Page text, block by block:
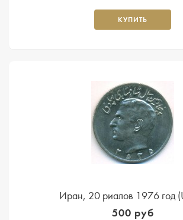
КУПИТЬ
Иран, 20 риалов 1976 год
500 руб